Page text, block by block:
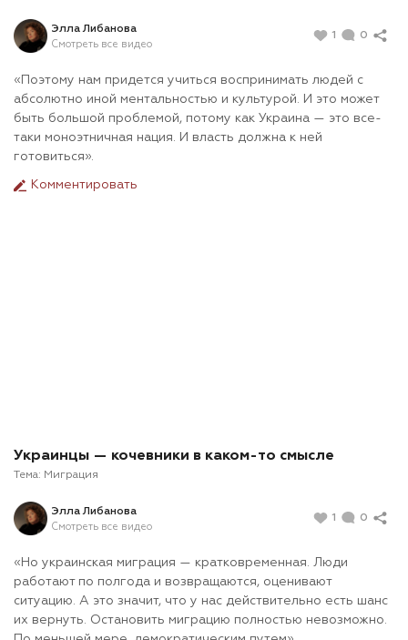
Элла Либанова
Смотреть все видео
1 0
«Поэтому нам придется учиться воспринимать людей с
абсолютно иной ментальностью и культурой. И это может
быть большой проблемой, потому как Украина — это все-
таки моноэтничная нация. И власть должна к ней
готовиться».
Комментировать
Украинцы — кочевники в каком-то смысле
Тема: Миграция
Элла Либанова
Смотреть все видео
1 0
«Но украинская миграция — кратковременная. Люди
работают по полгода и возвращаются, оценивают
ситуацию. А это значит, что у нас действительно есть шанс
их вернуть. Остановить миграцию полностью невозможно.